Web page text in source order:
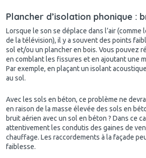
Plancher d’isolation phonique :
Lorsque le son se déplace dans l’air (comme
de la télévision), il y a souvent des points
sol et/ou un plancher en bois. Vous pouvez
en comblant les fissures et en ajoutant une
Par exemple, en plaçant un isolant
au sol.
Avec les sols en béton, ce problème ne
en raison de la masse élevée des sols en
bruit aérien avec un sol en béton ? Dans ce
attentivement les condutis des gaines de
chauffage. Les raccordements à la façade
faiblesse.